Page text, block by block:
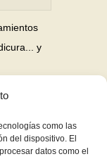
como las
del dispositivo. El
datos como el
y